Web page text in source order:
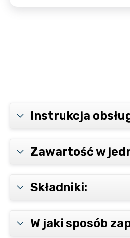
Instrukcja
Zawartość w
Składniki:
W jaki sposób